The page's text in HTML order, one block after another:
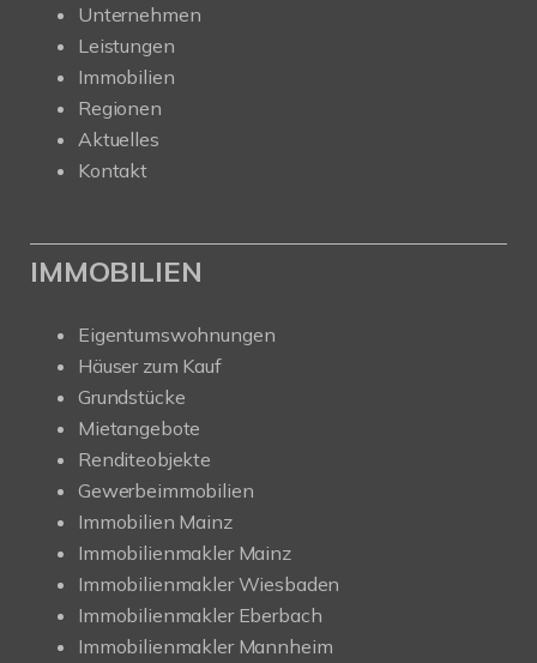
Unternehmen
Leistungen
Immobilien
Regionen
Aktuelles
Kontakt
IMMOBILIEN
Eigentumswohnungen
Häuser zum Kauf
Grundstücke
Mietangebote
Renditeobjekte
Gewerbeimmobilien
Immobilien Mainz
Immobilienmakler Mainz
Immobilienmakler Wiesbaden
Immobilienmakler Eberbach
Immobilienmakler Mannheim